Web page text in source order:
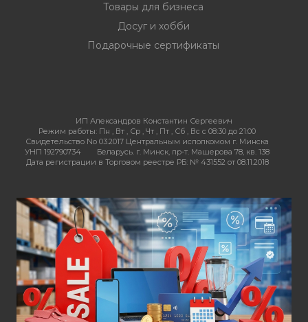
Товары для бизнеса
Досуг и хобби
Подарочные сертификаты
ИП Александров Константин Сергеевич
Режим работы: Пн , Вт , Ср , Чт , Пт , Сб , Вс c 08:30 до 21:00
Свидетельство No 03.2017 Центральным исполкомом г. Минска
УНП 192790734
Беларусь. г. Минск, пр-т. Машерова 78, кв. 138
Дата регистрации в Торговом реестре РБ: № 431552 от 08.11.2018